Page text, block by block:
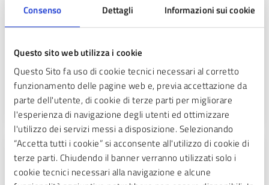
Consenso Dettagli Informazioni sui cookie
Questo sito web utilizza i cookie
Questo Sito fa uso di cookie tecnici necessari al corretto
funzionamento delle pagine web e, previa accettazione da
parte dell'utente, di cookie di terze parti per migliorare
l'esperienza di navigazione degli utenti ed ottimizzare
l'utilizzo dei servizi messi a disposizione. Selezionando
“Accetta tutti i cookie” si acconsente all'utilizzo di cookie di
terze parti. Chiudendo il banner verranno utilizzati solo i
cookie tecnici necessari alla navigazione e alcune
LUCA NISCO
Assessore